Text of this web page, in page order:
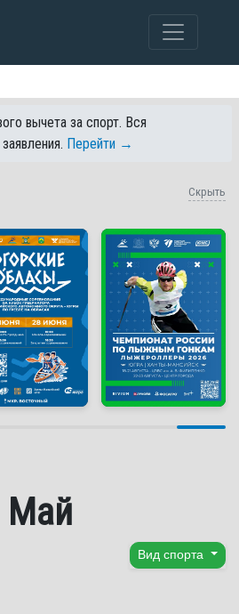
вычета за спорт. Вся
Перейти →
Скрыть
Май
Вид спорта